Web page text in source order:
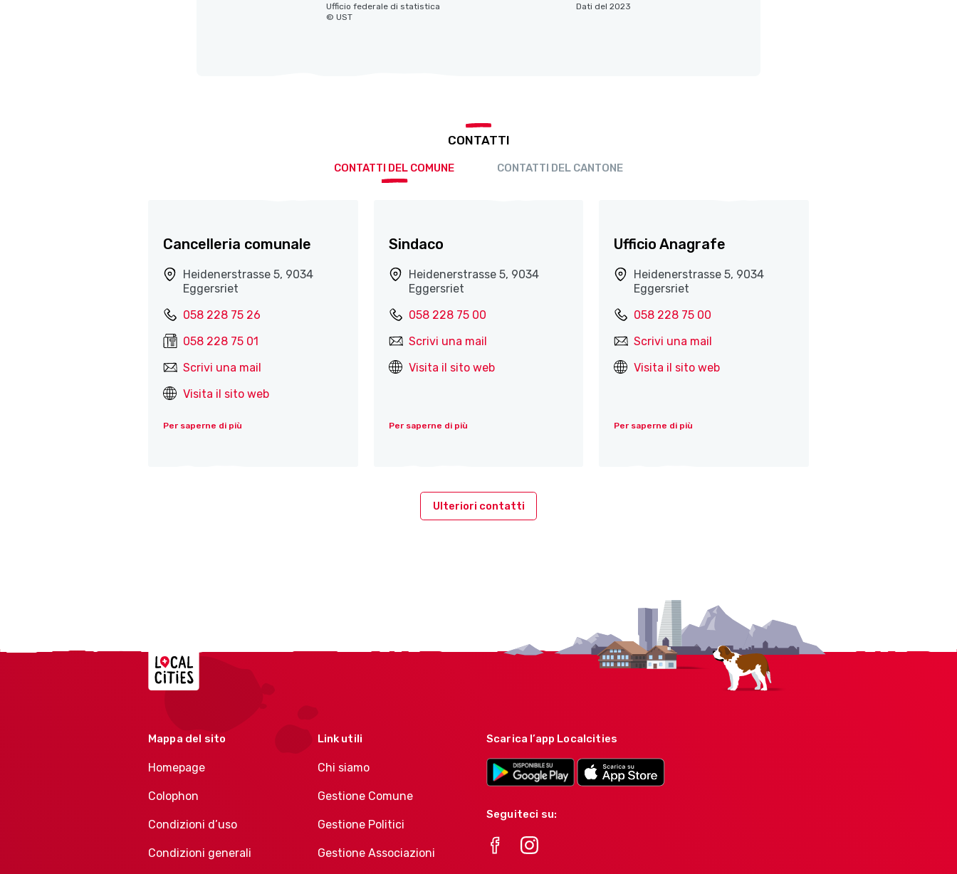
Dati del 2023
Ufficio federale di statistica
© UST
CONTATTI
CONTATTI DEL COMUNE CONTATTI DEL CANTONE
Cancelleria comunale
Heidenerstrasse 5, 9034
Eggersriet
058 228 75 26
058 228 75 01
Scrivi una mail
Visita il sito web
Per saperne di più
Sindaco
Heidenerstrasse 5, 9034
Eggersriet
058 228 75 00
Scrivi una mail
Visita il sito web
Per saperne di più
Ufficio Anagrafe
Heidenerstrasse 5, 9034
Eggersriet
058 228 75 00
Scrivi una mail
Visita il sito web
Per saperne di più
Ulteriori contatti
Localcities
Mappa del sito
Homepage
Colophon
Condizioni d’uso
Condizioni generali
Link utili
Chi siamo
Gestione Comune
Gestione Politici
Gestione Associazioni
Scarica l’app Localcities
Seguiteci su: